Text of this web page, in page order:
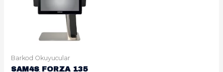
Barkod Okuyucular
SAM4S FORZA 135